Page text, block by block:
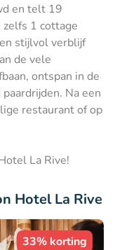
en telt 19
1 cottage
stijlvol verblijf
de vele
ontspan in de
Na een
restaurant of op
La Rive!
Hotel La Rive
33% korting